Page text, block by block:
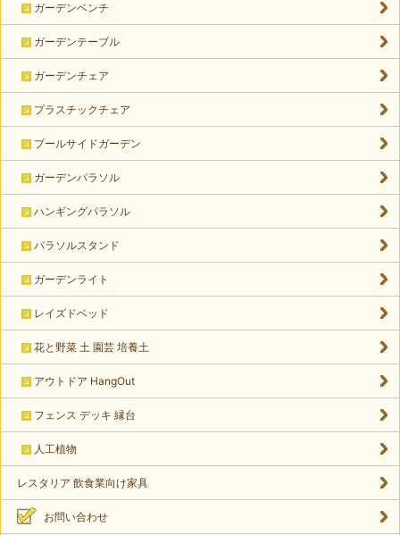
ガーデンベンチ
ガーデンテーブル
ガーデンチェア
プラスチックチェア
プールサイドガーデン
ガーデンパラソル
ハンギングパラソル
パラソルスタンド
ガーデンライト
レイズドベッド
花と野菜 土 園芸 培養土
アウトドア HangOut
フェンス デッキ 縁台
人工植物
レスタリア 飲食業向け家具
お問い合わせ